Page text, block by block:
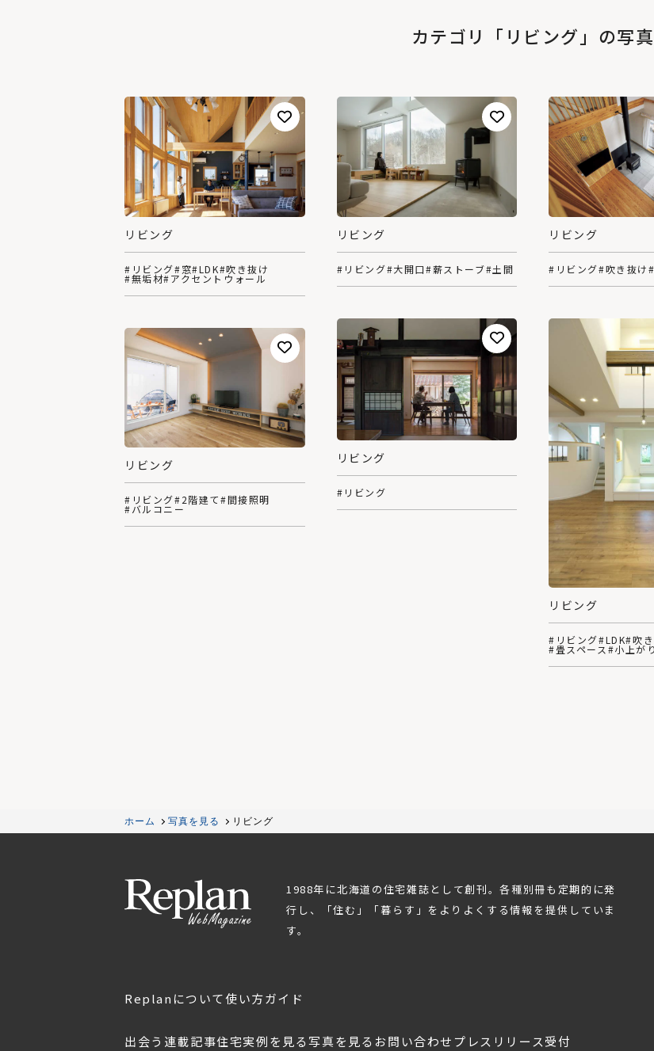
カテゴリ「リビング」の写真
リビング
#リビング#窓#LDK#吹き抜け
#無垢材#アクセントウォール
リビング
#リビング#大開口#薪ストーブ#土間
リビング
#リビング#吹き抜け
リビング
#リビング
リビング
#リビング#LDK#吹
#畳スペース #小上が
リビング
#リビング#2階建て#間接照明
#バルコニー
ホーム 写真を見る リビング
1988年に北海道の住宅雑誌として創刊。各種別冊も定期的に発
行し、「住む」「暮らす」をよりよくする情報を提供していま
す。
Replanについて使い方ガイド
出会う 連載記事住宅実例を見る写真を見る お問い合わせ プレスリリース受付